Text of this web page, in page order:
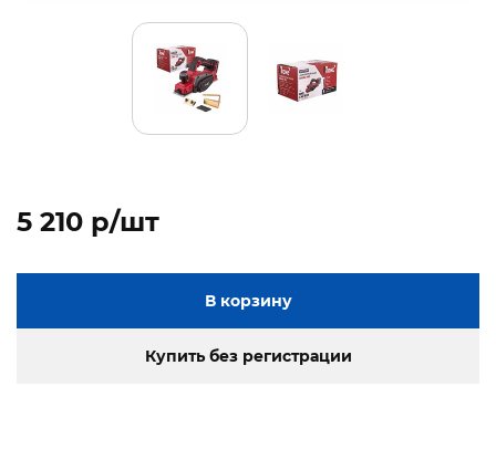
5 210 p/шт
В корзину
Купить без регистрации